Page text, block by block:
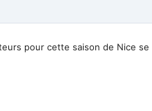
pour cette saison de Nice se